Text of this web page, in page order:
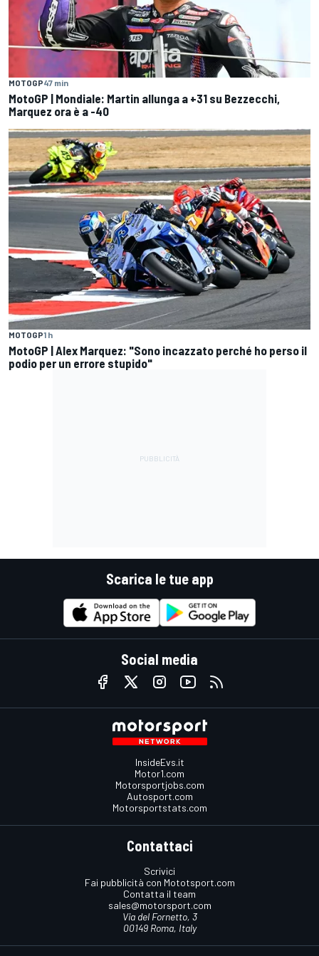
MOTOGP47 min
MotoGP | Mondiale: Martin allunga a +31 su Bezzecchi,
Marquez ora è a -40
MOTOGP1 h
MotoGP | Alex Marquez: "Sono incazzato perché ho perso il
podio per un errore stupido"
Scarica le tue app
Social media
InsideEvs.it
Motor1.com
Motorsportjobs.com
Autosport.com
Motorsportstats.com
Contattaci
Scrivici
Fai pubblicità con Mototsport.com
Contatta il team
sales@motorsport.com
Via del Fornetto, 3
00149 Roma, Italy